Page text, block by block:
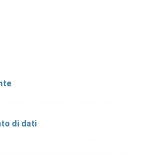
di dati